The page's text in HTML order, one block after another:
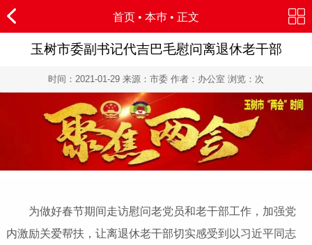
首页 • 本巿 • 正文
玉树市委副书记代吉巴毛慰问离退休老干部
时间： 2021-01-29 来源：市委 作者：办公室 浏览： 次
为做好春节期间走访慰问老党员和老干部工作，加强党
内激励关爱帮扶，让离退休老干部切实感受到以习近平同志